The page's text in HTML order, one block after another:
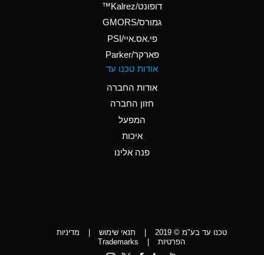
Ammonium Phosphate
A
Ammonium Sulfate
*
Amyl Acetate (Banana
Aniline
D
דופונט/Kalrez™
גמורס/GMORS
פי.אס.איי/PSI
פארקר/Parker
אודות טכנו עד
אודות החברה
חזון החברה
המפעל
איכות
פנה אלינו
טכנו עד בע"מ © 2019 | תנאי שימוש |
מדיניות
הפרטיות
|
Trademarks